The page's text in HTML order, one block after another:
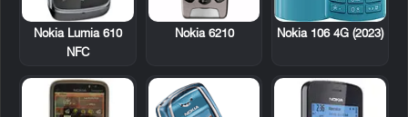
Nokia 106 4G (2023)
Nokia 6210
Nokia Lumia 610
NFC